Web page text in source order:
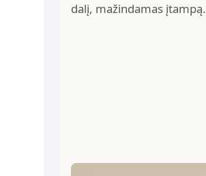
dalį, mažindamas įtampą.